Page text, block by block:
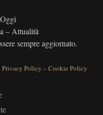
– Attualità
sempre aggiornato.
Privacy Policy –Cookie Policy